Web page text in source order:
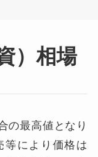
）相場
の最高値となり
等により価格は